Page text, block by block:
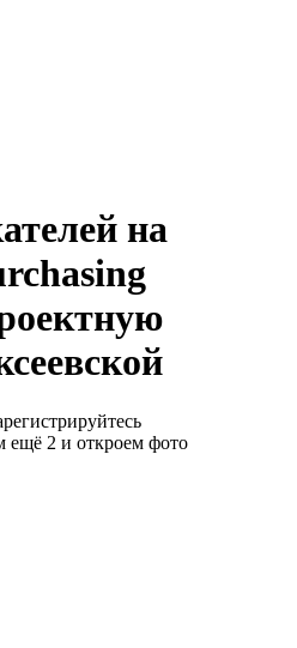
на
ещё 2 и откроем фото